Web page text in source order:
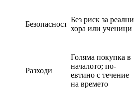
Безопасност
Без риск за реални
хора или ученици
Разходи
Голяма покупка в
началото; по-
евтино с течение
на времето